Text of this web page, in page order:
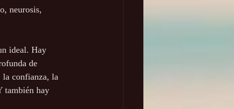
neurosis,
ideal. Hay
de
la confianza, la
también hay